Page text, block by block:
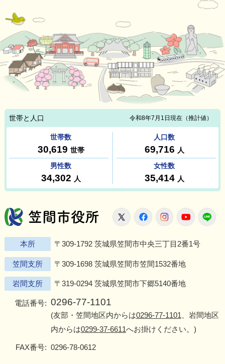
笠間市役所
X FacebookInstagram
本所 〒309-1792 茨城県笠間市中央三丁目2番1号
笠間支所 〒309-1698 茨城県笠間市笠間1532番地
岩間支所 〒319-0294 茨城県笠間市下郷5140番地
電話番号: 0296-77-1101
(友部・笠間地区内からは0296-77-1101 、岩間地区
内からは0299-37-6611へお掛けください。)
FAX番号: 0296-78-0612